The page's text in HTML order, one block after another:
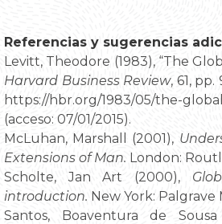
Referencias y sugerencias
Levitt, Theodore (1983), “The
Harvard Business Review, 61,
https://hbr.org/1983/05/the-
(acceso: 07/01/2015).
McLuhan, Marshall (2001),
Extensions of Man. London:
Scholte, Jan Art (2000),
introduction. New York: Palgrave
Santos, Boaventura de